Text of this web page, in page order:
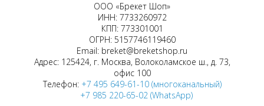
ООО «Брекет Шоп»
ИНН: 7733260972
КПП: 773301001
ОГРН: 5157746119460
Email: breket@breketshop.ru
Адрес: 125424, г. Москва, Волоколамское ш., д. 73,
офис 100
Телефон: +7 495 649-61-10 (многоканальный)
+7 985 220-65-02 (WhatsApp)